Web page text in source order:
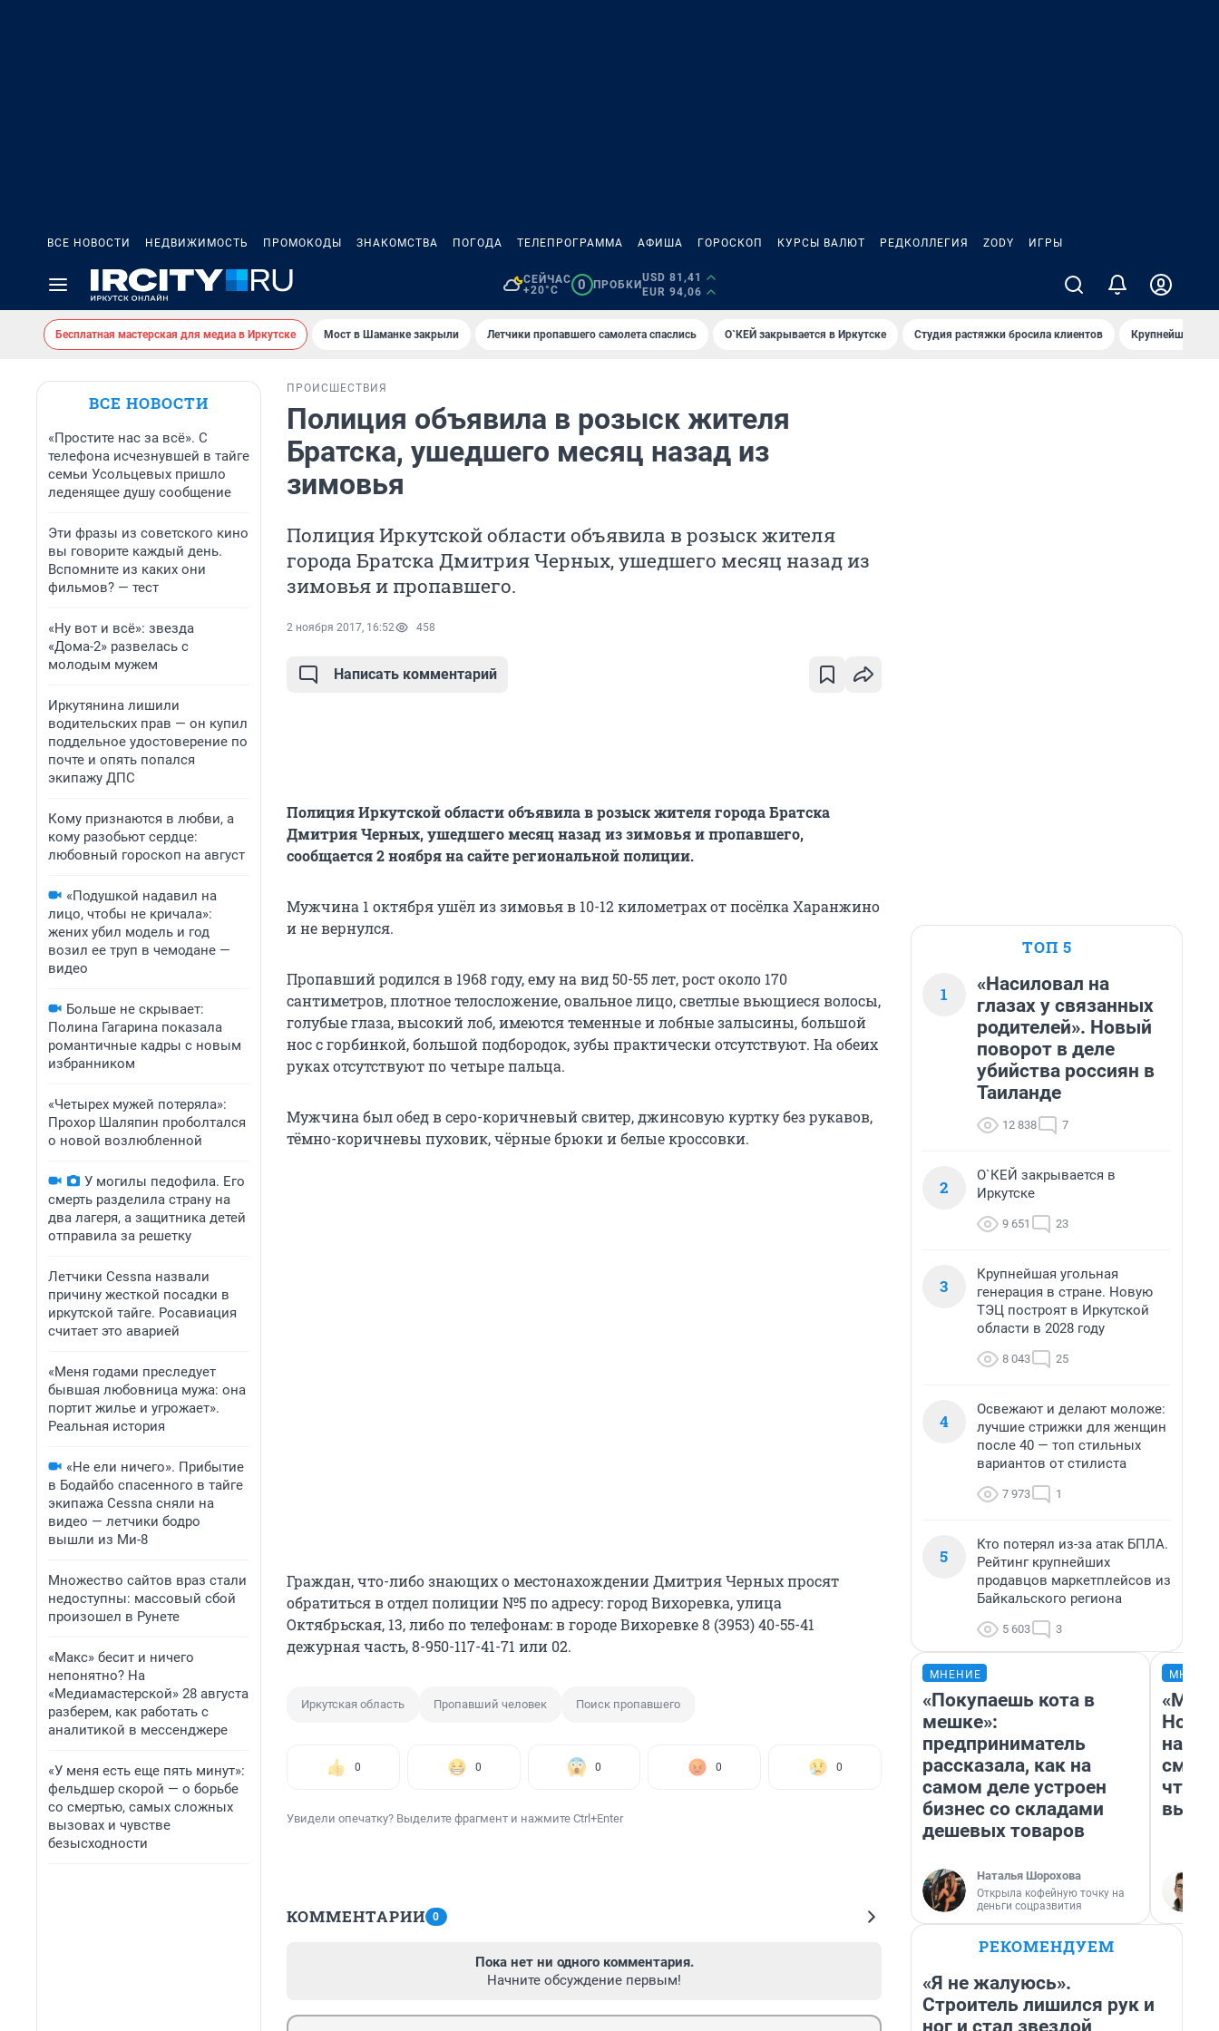
ВСЕ НОВОСТИ НЕДВИЖИМОСТЬ ПРОМОКОДЫ ЗНАКОМСТВА ПОГОДА ТЕЛЕПРОГРАММА АФИША ГОРОСКОП КУРСЫ ВАЛЮТ РЕДКОЛЛЕГИЯ ZODY ИГРЫ
СЕЙЧАС
+20°C
0 ПРОБКИ
USD 81,41
EUR 94,06
Бесплатная мастерская для медиа в Иркутске Мост в Шаманке закрыли Летчики пропавшего самолета спаслись О`КЕЙ закрывается в Иркутске Студия растяжки бросила клиентов Крупнейшие
ВСЕ НОВОСТИ
«Простите нас за всё». С
телефона исчезнувшей в тайге
семьи Усольцевых пришло
леденящее душу сообщение
Эти фразы из советского кино
вы говорите каждый день.
Вспомните из каких они
фильмов? — тест
«Ну вот и всё»: звезда
«Дома-2» развелась с
молодым мужем
Иркутянина лишили
водительских прав — он купил
поддельное удостоверение по
почте и опять попался
экипажу ДПС
Кому признаются в любви, а
кому разобьют сердце:
любовный гороскоп на август
«Подушкой надавил на
лицо, чтобы не кричала»:
жених убил модель и год
возил ее труп в чемодане —
видео
Больше не скрывает:
Полина Гагарина показала
романтичные кадры с новым
избранником
«Четырех мужей потеряла»:
Прохор Шаляпин проболтался
о новой возлюбленной
У могилы педофила. Его
смерть разделила страну на
два лагеря, а защитника детей
отправила за решетку
Летчики Cessna назвали
причину жесткой посадки в
иркутской тайге. Росавиация
считает это аварией
«Меня годами преследует
бывшая любовница мужа: она
портит жилье и угрожает».
Реальная история
«Не ели ничего». Прибытие
в Бодайбо спасенного в тайге
экипажа Cessna сняли на
видео — летчики бодро
вышли из Ми-8
Множество сайтов враз стали
недоступны: массовый сбой
произошел в Рунете
«Макс» бесит и ничего
непонятно? На
«Медиамастерской» 28 августа
разберем, как работать с
аналитикой в мессенджере
«У меня есть еще пять минут»:
фельдшер скорой — о борьбе
со смертью, самых сложных
вызовах и чувстве
безысходности
ПРОИСШЕСТВИЯ
Полиция объявила в розыск жителя
Братска, ушедшего месяц назад из
зимовья
Полиция Иркутской области объявила в розыск жителя
города Братска Дмитрия Черных, ушедшего месяц назад из
зимовья и пропавшего.
2 ноября 2017, 16:52 458
Написать комментарий
Полиция Иркутской области объявила в розыск жителя города Братска
Дмитрия Черных, ушедшего месяц назад из зимовья и пропавшего,
сообщается 2 ноября на сайте региональной полиции.
Мужчина 1 октября ушёл из зимовья в 10-12 километрах от посёлка Харанжино
и не вернулся.
Пропавший родился в 1968 году, ему на вид 50-55 лет, рост около 170
сантиметров, плотное телосложение, овальное лицо, светлые вьющиеся волосы,
голубые глаза, высокий лоб, имеются теменные и лобные залысины, большой
нос с горбинкой, большой подбородок, зубы практически отсутствуют. На обеих
руках отсутствуют по четыре пальца.
Мужчина был обед в серо-коричневый свитер, джинсовую куртку без рукавов,
тёмно-коричневы пуховик, чёрные брюки и белые кроссовки.
Граждан, что-либо знающих о местонахождении Дмитрия Черных просят
обратиться в отдел полиции №5 по адресу: город Вихоревка, улица
Октябрьская, 13, либо по телефонам: в городе Вихоревке 8 (3953) 40-55-41
дежурная часть, 8-950-117-41-71 или 02.
Иркутская область Пропавший человек Поиск пропавшего
0 0 0 0 0
Увидели опечатку? Выделите фрагмент и нажмите Ctrl+Enter
КОММЕНТАРИИ 0
Пока нет ни одного комментария.
Начните обсуждение первым!
ТОП 5
1
«Насиловал на
глазах у связанных
родителей». Новый
поворот в деле
убийства россиян в
Таиланде
12 838 7
2
О`КЕЙ закрывается в
Иркутске
9 651 23
3
Крупнейшая угольная
генерация в стране. Новую
ТЭЦ построят в Иркутской
области в 2028 году
8 043 25
4
Освежают и делают моложе:
лучшие стрижки для женщин
после 40 — топ стильных
вариантов от стилиста
7 973 1
5
Кто потерял из-за атак БПЛА.
Рейтинг крупнейших
продавцов маркетплейсов из
Байкальского региона
5 603 3
МНЕНИЕ
«Покупаешь кота в
мешке»:
предприниматель
рассказала, как на
самом деле устроен
бизнес со складами
дешевых товаров
Наталья Шорохова
Открыла кофейную точку на
деньги соцразвития
«Мы
РЕКОМЕНДУЕМ
«Я не жалуюсь».
Строитель лишился рук и
ног и стал звездой